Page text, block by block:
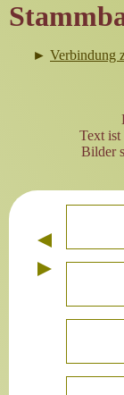
► Verbindung
Text ist
Bilder